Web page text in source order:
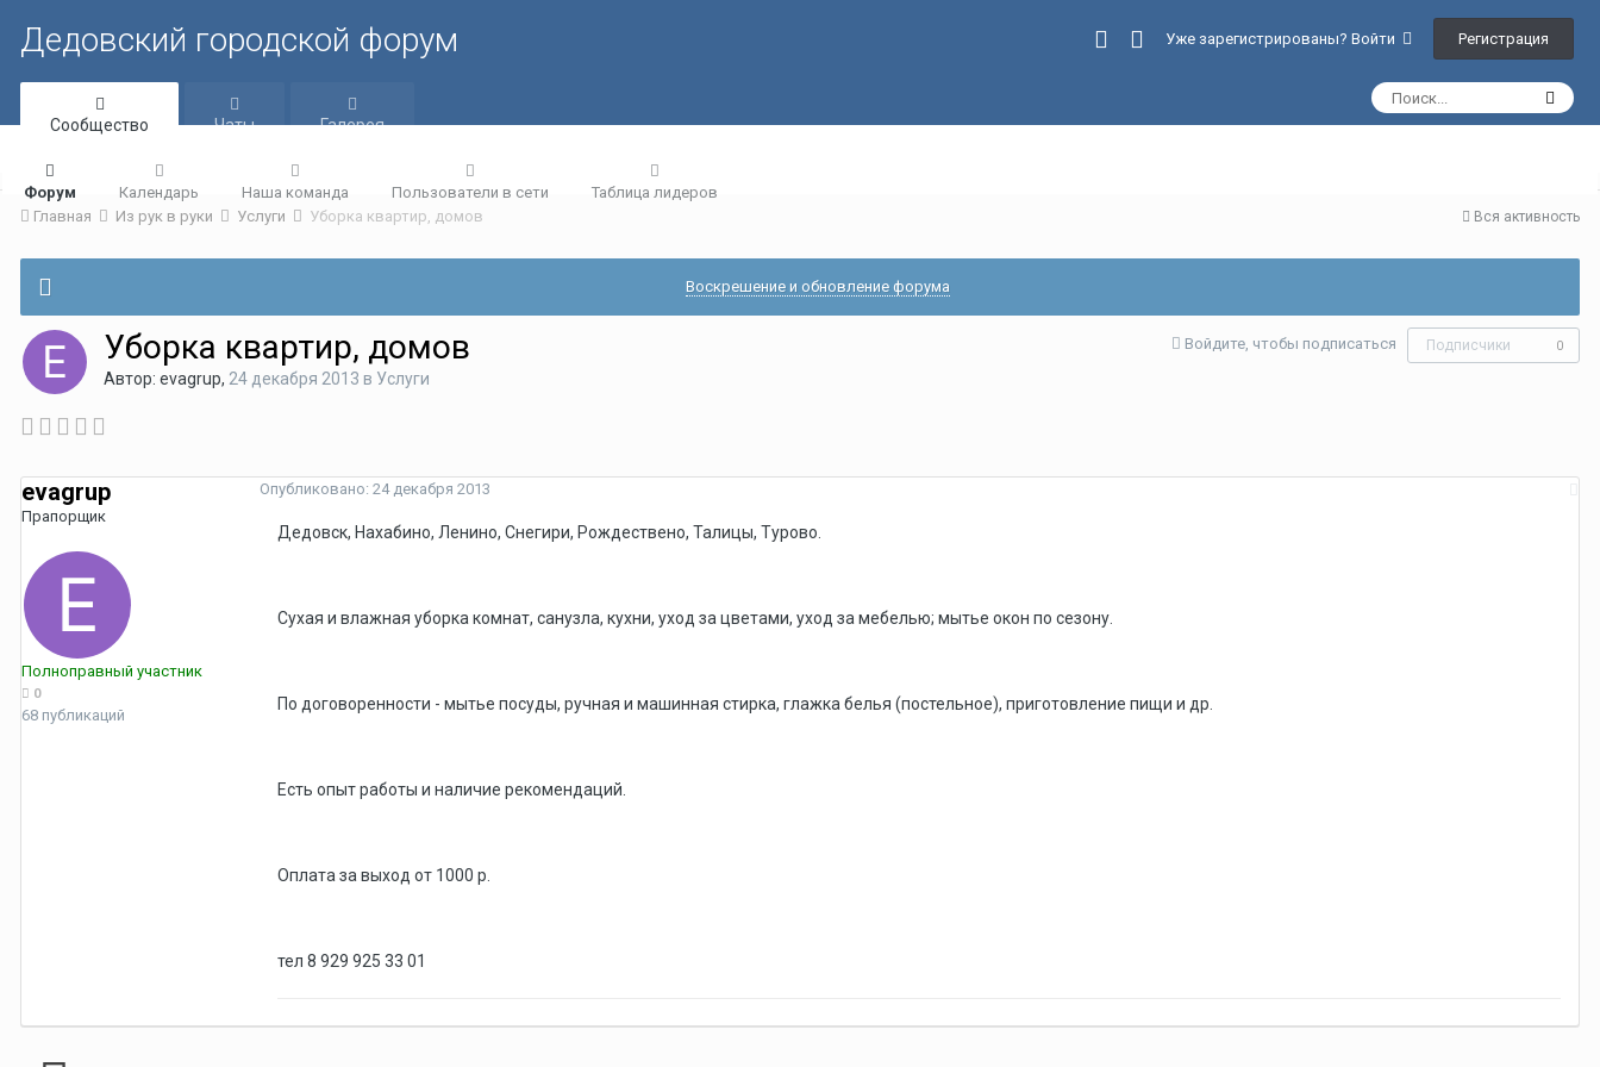
Дедовский городской форум Уже зарегистрированы? Войти Регистрация
Сообщество
Форум Календарь Наша команда Пользователи в сети Таблица лидеров
Чаты Галерея
Вся активность
Главная Из рук в руки Услуги Уборка квартир, домов
Воскрешение и обновление форума
Войдите, чтобы подписаться Подписчики 0
Уборка квартир, домов
Автор: evagrup, 24 декабря 2013 в Услуги
evagrup
Прапорщик
Полноправный участник
0
68 публикаций
Опубликовано: 24 декабря 2013
Дедовск, Нахабино, Ленино, Снегири, Рождествено, Талицы, Турово.
Сухая и влажная уборка комнат, санузла, кухни, уход за цветами, уход за мебелью; мытье окон по сезону.
По договоренности - мытье посуды, ручная и машинная стирка, глажка белья (постельное), приготовление пищи и др.
Есть опыт работы и наличие рекомендаций.
Оплата за выход от 1000 р.
тел 8 929 925 33 01